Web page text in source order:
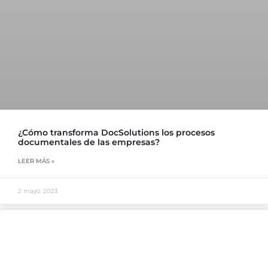
¿Cómo transforma DocSolutions los procesos
documentales de las empresas?
LEER MÁS »
2 mayo, 2023